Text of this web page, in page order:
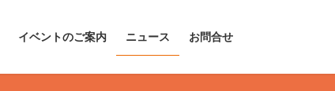
イベントのご案内 ニュース お問合せ